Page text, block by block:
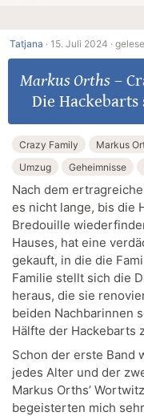
Tatjana · 15. Juli 2024 ·
Markus Orths –
Die Hackebarts
Crazy Family Markus
Umzug
Geheimnisse
Nach dem
es nicht lange, bis die
Bredouille
Hauses, hat eine
gekauft, in die die
Familie stellt sich die
heraus, die sie
beiden Nachbarinnen
Hälfte der Hackebarts
Schon der erste Band
jedes Alter und der
Markus Orths’
begeisterten mich